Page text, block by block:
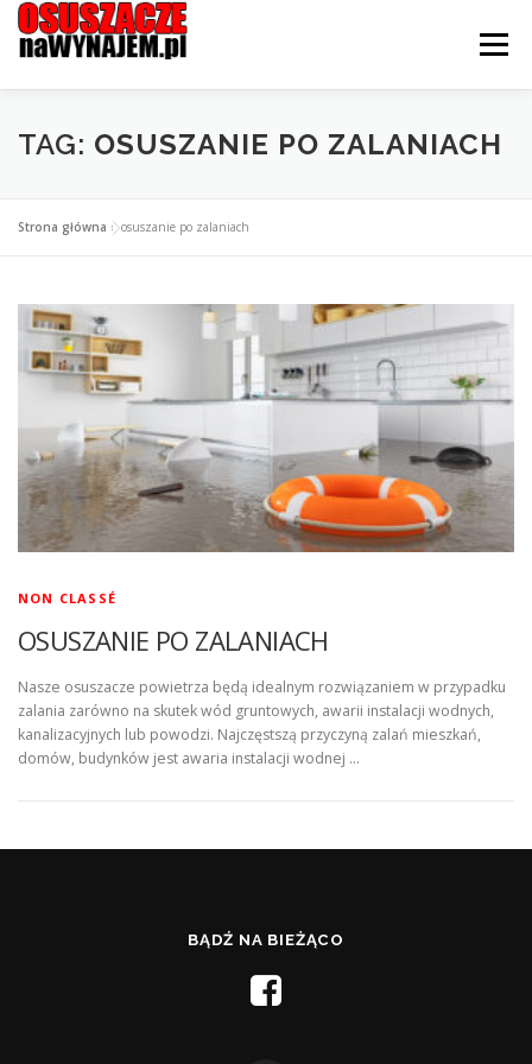
Przejdź
treści
Menu
STRONA GŁÓWNA OFERTA CENNIK
JAK WYPOŻYCZYĆ? KONTAKT I LOKALIZACJE
TAG: OSUSZANIE PO ZALANIACH
Strona główna »osuszanie po zalaniach
NON CLASSÉ
OSUSZANIE PO ZALANIACH
Nasze osuszacze powietrza będą idealnym rozwiązaniem w przypadku
zalania zarówno na skutek wód gruntowych, awarii instalacji wodnych,
kanalizacyjnych lub powodzi. Najczęstszą przyczyną zalań mieszkań,
domów, budynków jest awaria instalacji wodnej …
BĄDŹ NA BIEŻĄCO